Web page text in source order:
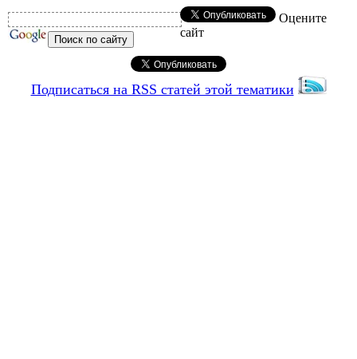
Оцените
сайт
Подписаться на RSS статей этой тематики